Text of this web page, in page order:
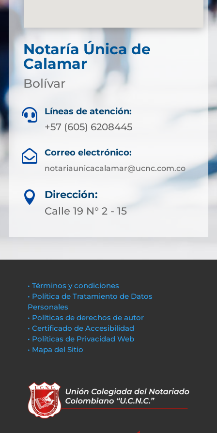
Notaría Única de
Calamar
Bolívar
 Líneas de atención:
+57 (605) 6208445
 Correo electrónico:
notariaunicacalamar@ucnc.com.co

Dirección:
Calle 19 N° 2 - 15
• Términos y condiciones
• Política de Tratamiento de Datos
Personales
• Políticas de derechos de autor
• Certificado de Accesibilidad
• Políticas de Privacidad Web
• Mapa del Sitio